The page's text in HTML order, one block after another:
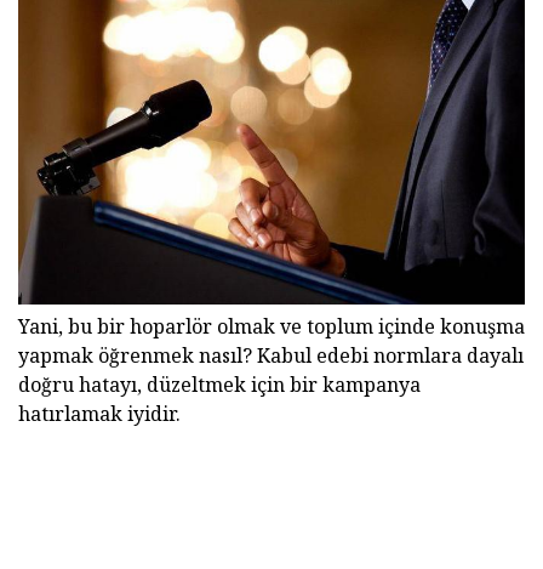
Yani, bu bir hoparlör olmak ve toplum içinde konuşma
yapmak öğrenmek nasıl? Kabul edebi normlara dayalı
doğru hatayı, düzeltmek için bir kampanya
hatırlamak iyidir.